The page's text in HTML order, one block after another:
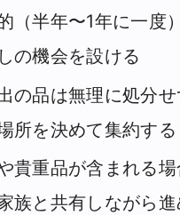
（半年〜1年に一度
の機会を設ける
の品は無理に処分せ
所を決めて集約する
貴重品が含まれる場
族と共有しながら進